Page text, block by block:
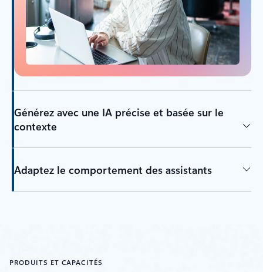
Générez avec une IA précise et basée sur le
contexte
Adaptez le comportement des assistants
PRODUITS ET CAPACITÉS